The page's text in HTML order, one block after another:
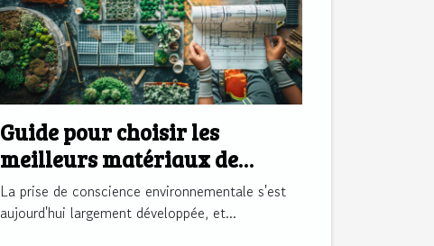
Guide pour choisir les
meilleurs matériaux de
construction écologiques
La prise de conscience environnementale s'est
aujourd'hui largement développée, et...